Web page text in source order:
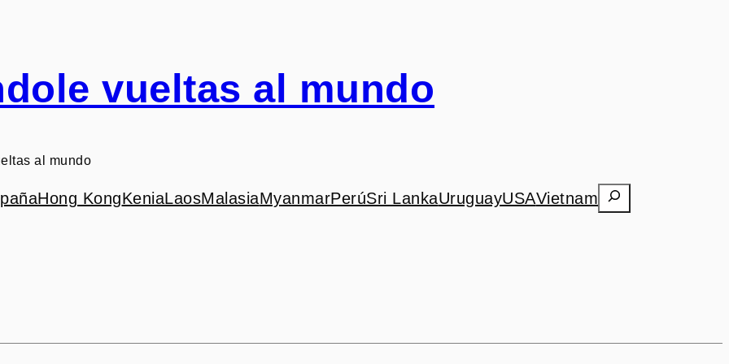
vueltas al mundo
al mundo
Hong KongKeniaLaosMalasiaMyanmarPerúSri LankaUruguayUSAVietnam Search